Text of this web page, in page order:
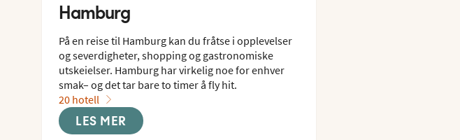
Hamburg
På en reise til Hamburg kan du fråtse i opplevelser
og severdigheter, shopping og gastronomiske
utskeielser. Hamburg har virkelig noe for enhver
smak– og det tar bare to timer å fly hit.
20 hotell
LES MER